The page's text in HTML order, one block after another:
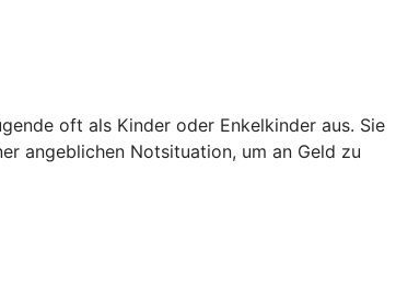
oft als Kinder oder Enkelkinder aus. Sie
angeblichen Notsituation, um an Geld zu